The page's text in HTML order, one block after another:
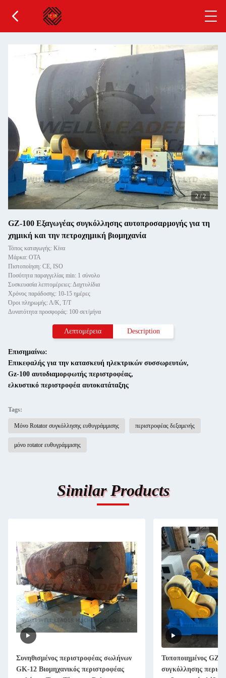
2/2
GZ-100 Εξαγωγέας συγκόλλησης αυτοπροσαρμογής για τη
χημική και την πετροχημική βιομηχανία
Τόπος καταγωγής: Κίνα
Μάρκα: OTA
Πιστοποίηση: CE, ISO
Ποσότητα παραγγελίας min: 1 σύνολο
Συσκευασία λεπτομέρειες: Δαχτυλίδια
Χρόνος παράδοσης: 10-15 ημέρες
Όροι πληρωμής: Λ/Κ, Τ/Τ
Δυνατότητα προσφοράς: 100 σετ/μήνα
Λεπτομέρεια Description
Επισημαίνω:
Επικεφαλής για την κατασκευή ηλεκτρικών συσσωρευτών,
Gz-100 αυτοδιαμορφωτής περιστροφέας,
ελκυστικό περιστροφέα αυτοκατάταξης
Tags:
Μόνο Rotator συγκόλλησης ευθυγράμμισης περιστροφέας δεξαμενής
μόνο rotator ευθυγράμμισης
Similar Products
Συνηθισμένος περιστροφέας σωλήνων
GK-12 Βιομηχανικός περιστροφέας
Τυποποιημένος GZ
συγκόλλησης